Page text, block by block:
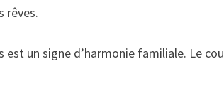
rêves.
est un signe d’harmonie familiale. Le